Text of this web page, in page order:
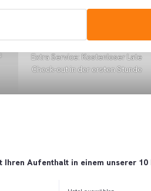
Extra Service: Kostenloser Late
Check-out in der ersten Stunde
Ihren Aufenthalt in einem unserer